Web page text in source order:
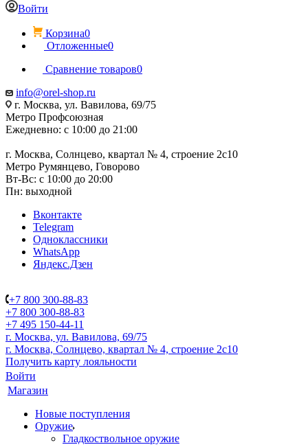
Войти
Корзина0
Отложенные0
Сравнение товаров0
info@orel-shop.ru
г. Москва, ул. Вавилова, 69/75
Метро Профсоюзная
Ежедневно: с 10:00 до 21:00
г. Москва, Солнцево, квартал № 4, строение 2с10
Метро Румянцево, Говорово
Вт-Вс: с 10:00 до 20:00
Пн: выходной
Вконтакте
Telegram
Одноклассники
WhatsApp
Яндекс.Дзен
+7 800 300-88-83
+7 800 300-88-83
+7 495 150-44-11
г. Москва, ул. Вавилова, 69/75
г. Москва, Солнцево, квартал № 4, строение 2с10
Получить карту лояльности
Войти
Магазин
Новые поступления
Оружие
Гладкоствольное оружие